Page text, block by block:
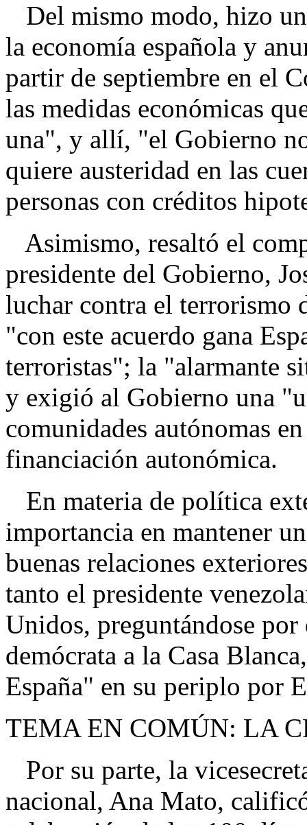
Del mismo modo, hizo
la economía española y
partir de septiembre en el
las medidas económicas
una", y allí, "el Gobierno
quiere austeridad en las
personas con créditos
Asimismo, resaltó el
presidente del Gobierno,
luchar contra el terrorismo
"con este acuerdo gana
terroristas"; la "alarmante
y exigió al Gobierno una
comunidades autónomas
financiación autonómica.
En materia de política
importancia en mantener
buenas relaciones
tanto el presidente
Unidos, preguntándose
demócrata a la Casa
España" en su periplo por
TEMA EN COMÚN: LA
Por su parte, la
nacional, Ana Mato,